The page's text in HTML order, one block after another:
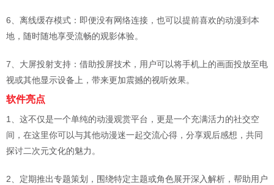
6、离线缓存模式：即便没有网络连接，也可以提前喜欢的动漫到本
地，随时随地享受流畅的观影体验。
7、大屏投射支持：借助投屏技术，用户可以将手机上的画面投放至电
视或其他显示设备上，带来更加震撼的视听效果。
软件亮点
1、这不仅是一个单纯的动漫观赏平台，更是一个充满活力的社交空
间，在这里你可以与其他动漫迷一起交流心得，分享观后感想，共同
探讨二次元文化的魅力。
2、定期推出专题策划，围绕特定主题或角色展开深入解析，帮助用户